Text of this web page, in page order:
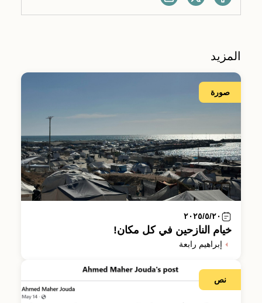
المزيد
صورة
٢٠٢٥/٥/٢٠
خيام النازحين في كل مكان!
إبراهيم رابعة
نص